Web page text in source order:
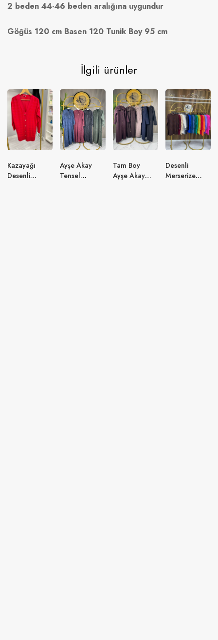
2 beden 44-46 beden aralığına uygundur
Göğüs 120 cm Basen 120 Tunik Boy 95 cm
İlgili ürünler
Kazayağı
Desenli
Ayşe Akay
Tensel
Tam Boy
Ayşe Akay
Desenli
Merserize